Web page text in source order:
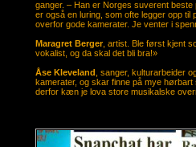
ganger. – Han er Norges suverent beste
er også en luring, som ofte legger opp til
overfor gode kamerater. Je venter i
Maragret Berger, artist. Ble først kjent
vokalist, og da skal det bli bra!»
Åse Kleveland , sanger, kulturarbeider
kamerater, og skar finne på mye hørbart
derfor kæn je lova store musikalske